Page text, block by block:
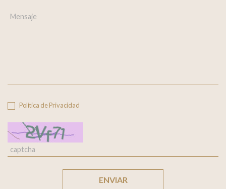
Política de Privacidad
ENVIAR